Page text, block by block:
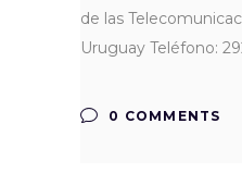
de las
Uruguay Teléfono:
0 COMMENTS